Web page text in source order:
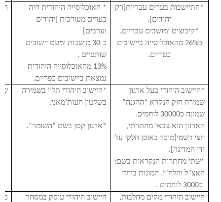
*התיישבות בערים עבריות[רק
יהודים].
*קיבוצים ומושבים עבריים.
כ26% מהאוכלוסייה ביישובים
כפריים.
* האוכלוסייה היהודית חיה
בערים מעורבות [יהודים
וערבים]
כ-30 מושבות ומעט יישובים
שותפיים .
13% מהאוכלוסייה היהודית
נמצאת ביישובים כפריים.
*היישוב היהודי בעל ארגון
שמירה חזק הנקרא “ההגנה”
שמונה כ30000 לוחמים.
הארגון הוא צבאי מחתרתי,
חצי רשמי[מוכר באופן חלקי על
ידי המדינה].
*שתי מחתרות הנקראות בשם:
האצ”ל והלח”י. המונות ביחד
כ3000 לוחמים .
*היישוב היהודי תלוי בשמירה
בשלטון העות’מאני.
*ארגון קטן בשם “השומר”.
היישוב היהודי מקים מחלבות, היישוב היהודי עוסק במסחר